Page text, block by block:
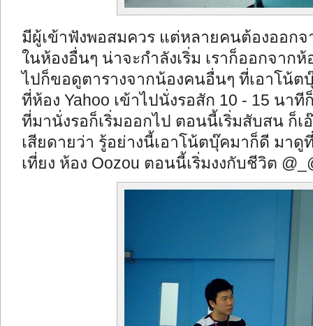
มีผู้เข้าฟังพอสมควร แต่หลายคนต้องออกจ
ในห้องอื่นๆ น่าจะกำลังเริ่ม เราก็ออกจาก
ไปก็ขอดูตารางจากน้องคนอื่นๆ ที่เอาโน้ต
ที่ห้อง Yahoo เข้าไปนั่งรอสัก 10 - 15 นา
ที่มานั่งรอก็เริ่มออกไป ตอนนี้เริ่มสับสน ก็
เสียดายว่า รู้อย่างนี้เอาโน้ตบุ๊คมาก็ดี มาดู
เที่ยง ห้อง Oozou ตอนนี้เริ่มงงกับชีวิต